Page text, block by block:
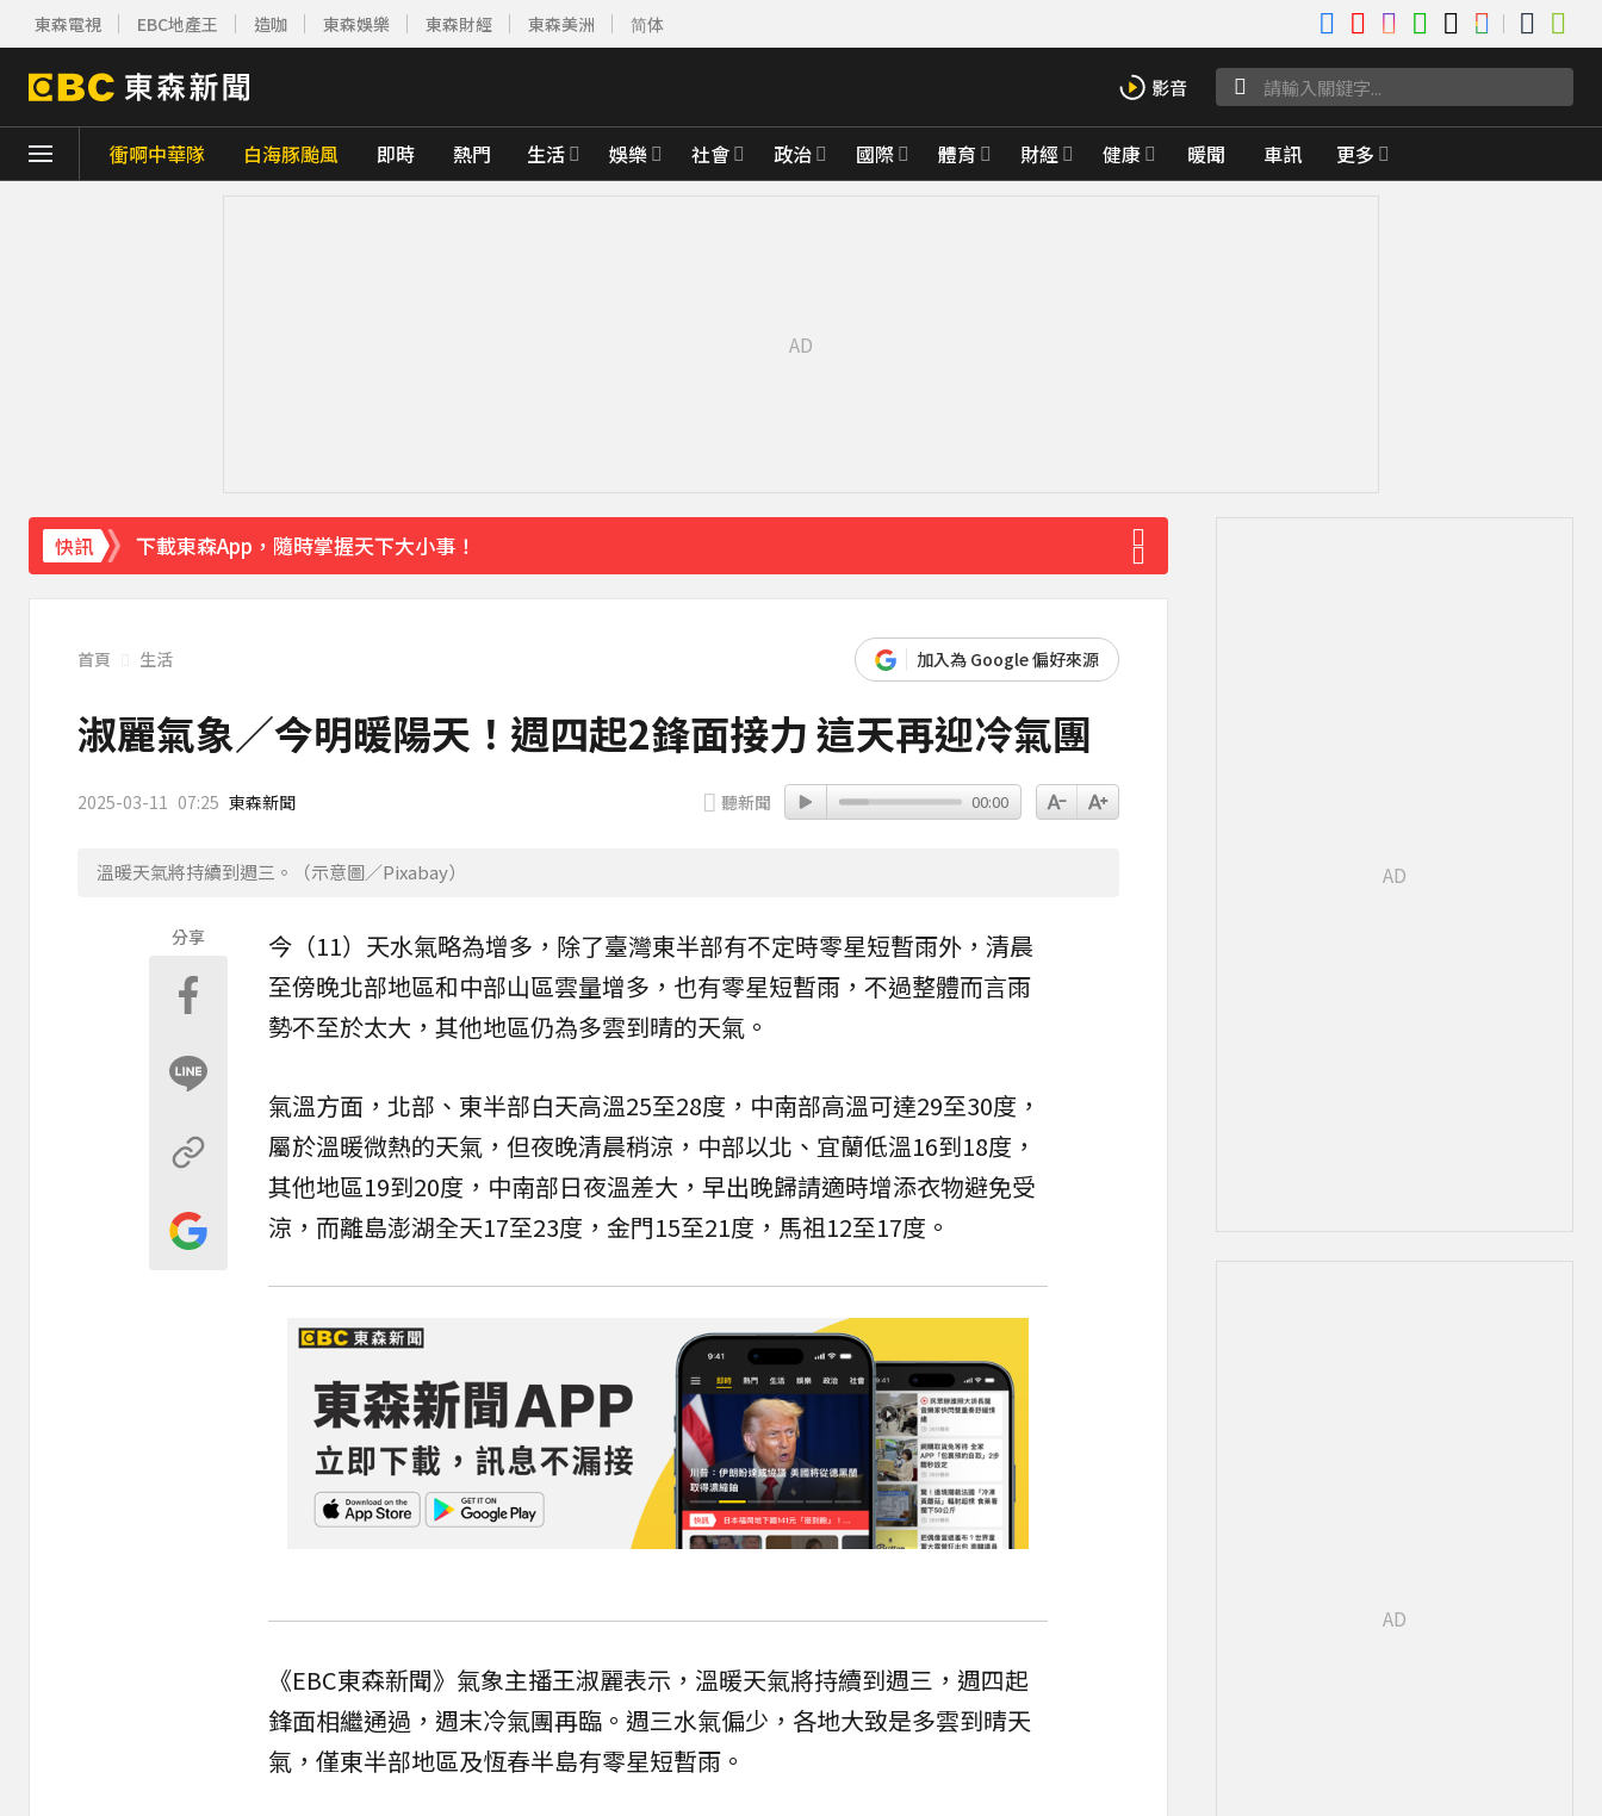
東森電視 EBC地產王 造咖 東森娛樂 東森財經 東森美洲 简体
衝啊中華隊 白海豚颱風 即時 熱門 生活 娛樂 社會 政治 國際 體育 財經 健康 暖聞 車訊 更多
快訊
下載東森App，隨時掌握天下大小事！
創2月以來最大單日漲幅！黃金暴漲4.4%突破4253美元
21分鐘前
首頁 生活 加入為 Google 偏好來源
淑麗氣象／今明暖陽天！週四起2鋒面接力 這天再迎冷氣團
2025-03-11 07:25 東森新聞 聽新聞 00:00
溫暖天氣將持續到週三。（示意圖／Pixabay）
分享
今（11）天水氣略為增多，除了臺灣東半部有不定時零星短暫雨外，清晨
至傍晚北部地區和中部山區雲量增多，也有零星短暫雨，不過整體而言雨
勢不至於太大，其他地區仍為多雲到晴的天氣 。
氣溫方面，北部、東半部白天高溫25至28度，中南部高溫可達29至30度，
屬於溫暖微熱的天氣，但夜晚清晨稍涼，中部以北、宜蘭低溫16到18度，
其他地區19到20度，中南部日夜溫差大，早出晚歸請適時增添衣物避免受
涼，而離島澎湖全天17至23度，金門15至21度，馬祖12至17度。
《EBC東森新聞》氣象主播王淑麗表示，溫暖天氣將持續到週三，週四起
鋒面相繼通過，週末冷氣團再臨。週三水氣偏少，各地大致是多雲到晴天
氣，僅東半部地區及恆春半島有零星短暫雨。